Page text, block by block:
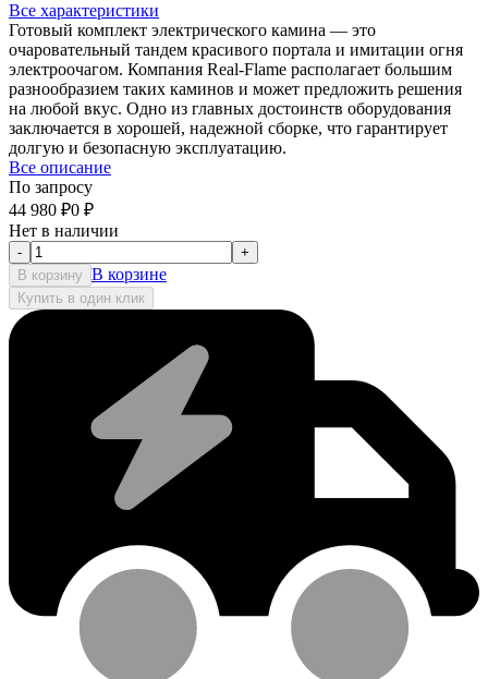
Все характеристики
Готовый комплект электрического камина — это
очаровательный тандем красивого портала и имитации огня
электроочагом. Компания Real-Flame располагает большим
разнообразием таких каминов и может предложить решения
на любой вкус. Одно из главных достоинств оборудования
заключается в хорошей, надежной сборке, что гарантирует
долгую и безопасную эксплуатацию.
Все описание
По запросу
44 980 ₽0 ₽
Нет в наличии
-
+
В корзину В корзине
Купить в один клик